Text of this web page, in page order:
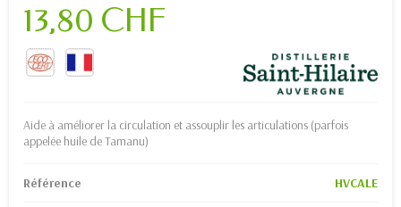
13,80 CHF
Aide à améliorer la circulation et assouplir les articulations (parfois
appelée huile de Tamanu)
Référence HVCALE